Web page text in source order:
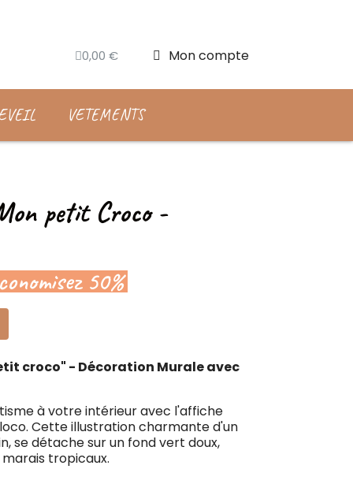
0,00 € Mon compte
VETEMENTS
petit Croco -
50%
croco" - Décoration Murale avec
à votre intérieur avec l'affiche
Cette illustration charmante d'un
se détache sur un fond vert doux,
tropicaux.